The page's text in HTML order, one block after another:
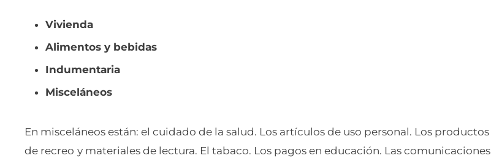
Vivienda
Alimentos y bebidas
Indumentaria
Misceláneos
En misceláneos están: el cuidado de la salud. Los artículos de uso personal. Los productos
de recreo y materiales de lectura. El tabaco. Los pagos en educación. Las comunicaciones